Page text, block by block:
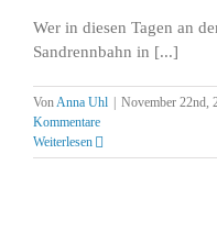
Wer in diesen Tagen an
Sandrennbahn in [...]
VonAnna Uhl November 22nd,
Kommentare
Weiterlesen